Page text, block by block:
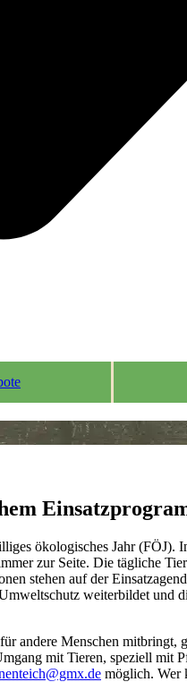
ökologisches Jahr (FÖJ).
zur Seite. Die tägliche
stehen auf der
weiterbildet
andere Menschen
mit Tieren, speziell mit
möglich. Wer